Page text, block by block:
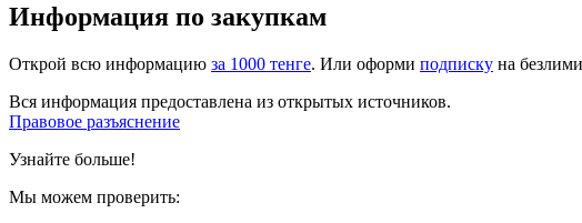
Информация по закупкам
Открой всю информацию за 1000 тенге. Или оформи подписку на
Вся информация предоставлена из открытых источников.
Правовое разъяснение
Узнайте больше!
Мы можем проверить: